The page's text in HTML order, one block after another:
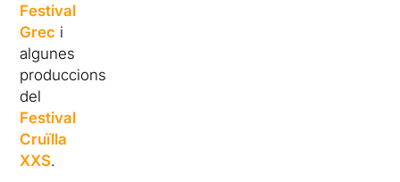
Festival
Grec i
algunes
produccions
del
Festival
Cruïlla
XXS.